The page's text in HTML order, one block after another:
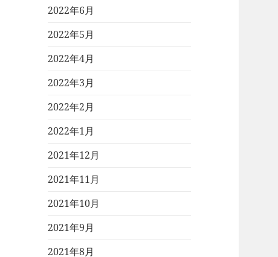
2022年6月
2022年5月
2022年4月
2022年3月
2022年2月
2022年1月
2021年12月
2021年11月
2021年10月
2021年9月
2021年8月